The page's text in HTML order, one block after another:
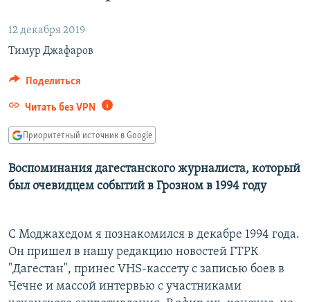
ПОДПИШИТЕСЬ НА РАССЫЛКУ
СОЦИАЛЬНЫЕ СЕТИ
Все сайты РСЕ/РС
12 декабря 2019
Тимур Джафаров
Поделиться
Читать без VPN
Приоритетный источник в Google
Воспоминания дагестанского журналиста, который
был очевидцем событий в Грозном в 1994 году
С Моджахедом я познакомился в декабре 1994 года.
Он пришел в нашу редакцию новостей ГТРК
"Дагестан", принес VHS-кассету с записью боев в
Чечне и массой интервью с участниками